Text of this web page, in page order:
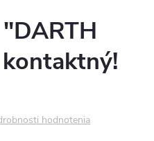
hodnotenia